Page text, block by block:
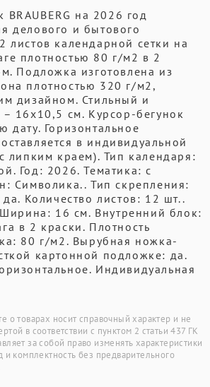
на 2026 год
делового и бытового
листов календарной сетки на
плотностью 80 г/м2 в 2
Подложка изготовлена из
плотностью 320 г/м2,
дизайном. Стильный и
16х10,5 см. Курсор-бегунок
дату. Горизонтальное
в индивидуальной
липким краем). Тип календаря:
Год: 2026. Тематика: с
Символика.. Тип скрепления:
Количество листов: 12 шт..
16 см. Внутренний блок:
в 2 краски. Плотность
80 г/м2. Вырубная ножка-
картонной подложке: да.
Индивидуальная
о товарах носит справочный характер и не
в соответствии с пунктом 2 статьи 437 ГК
за собой право изменять характеристики
и комплектность без предварительного